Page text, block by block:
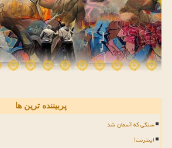
پربیننده ترین ها
سنگی که آسمان شد
اینترنت!